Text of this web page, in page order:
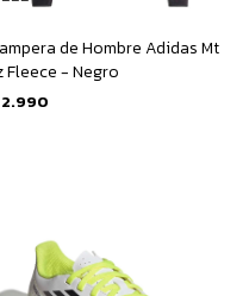
de Hombre Adidas Mt
Fleece - Negro
2.990